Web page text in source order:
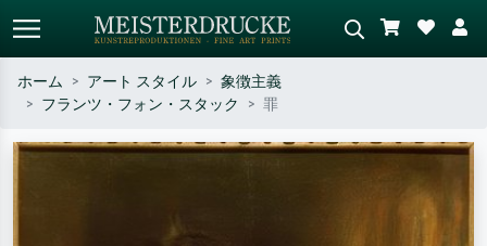
シーンを説明してください – 例：
油絵、木のそばの立ち姿のヌー
ホーム アート スタイル
象徴主義
フランツ・フォン・スタック
罪